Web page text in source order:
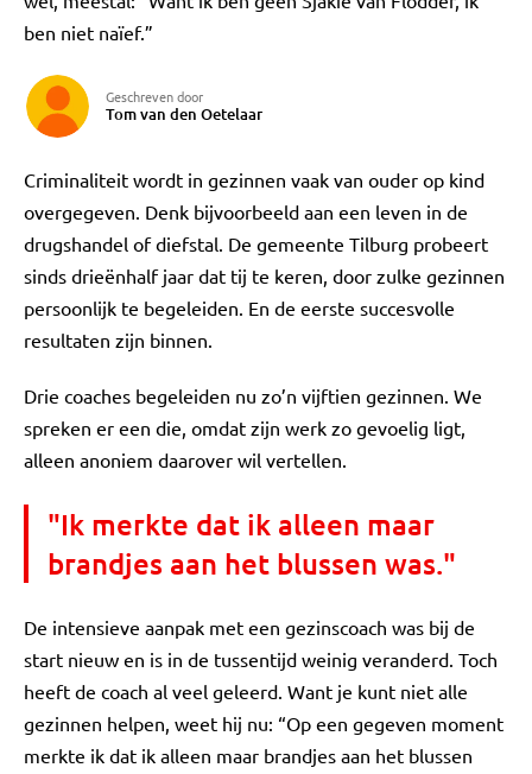
ben niet naïef.”
Geschreven door
Tom van den Oetelaar
Criminaliteit wordt in gezinnen vaak van ouder op kind
overgegeven. Denk bijvoorbeeld aan een leven in de
drugshandel of diefstal. De gemeente Tilburg probeert
sinds drieënhalf jaar dat tij te keren, door zulke gezinnen
persoonlijk te begeleiden. En de eerste succesvolle
resultaten zijn binnen.
Drie coaches begeleiden nu zo’n vijftien gezinnen. We
spreken er een die, omdat zijn werk zo gevoelig ligt,
alleen anoniem daarover wil vertellen.
"Ik merkte dat ik alleen maar
brandjes aan het blussen was."
De intensieve aanpak met een gezinscoach was bij de
start nieuw en is in de tussentijd weinig veranderd. Toch
heeft de coach al veel geleerd. Want je kunt niet alle
gezinnen helpen, weet hij nu: “Op een gegeven moment
merkte ik dat ik alleen maar brandjes aan het blussen